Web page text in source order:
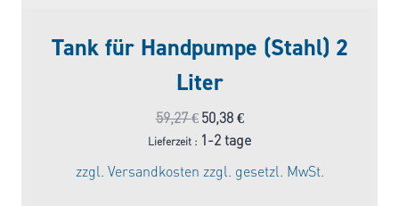
Tank für Handpumpe (Stahl) 2
Liter
59,27€ Ursprünglicher
Preis
war:
59,27 €
50,38 €Aktueller
Preis
Lieferzeit : 1-2 tage
zzgl. Versandkosten zzgl. gesetzl. MwSt.